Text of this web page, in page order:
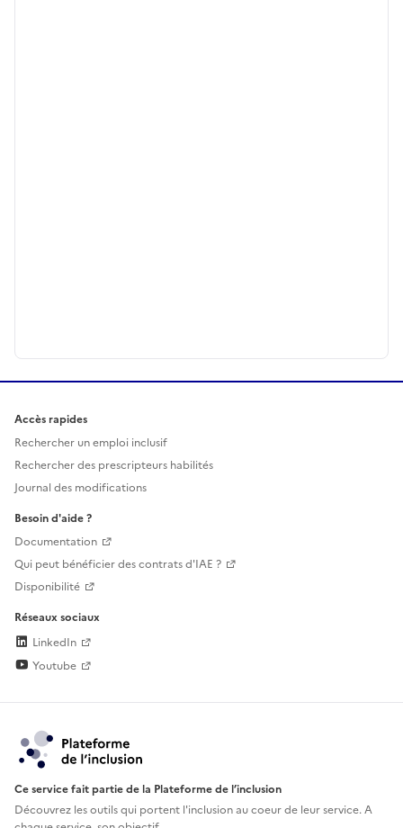
Accès rapides
Rechercher un emploi inclusif
Rechercher des prescripteurs habilités
Journal des modifications
Besoin d'aide ?
Documentation
Qui peut bénéficier des contrats d'IAE ?
Disponibilité
Réseaux sociaux
LinkedIn
Youtube
Ce service fait partie de la Plateforme de l’inclusion
Découvrez les outils qui portent l'inclusion aucoeur de leur service. A